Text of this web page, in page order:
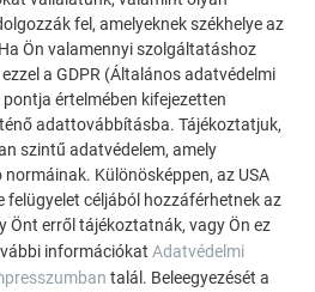
panel), ill.
2,8/25-ös bordás szeg m²-
fel, amelyeknek székhelye az
Ön valamennyi szolgáltatáshoz
a GDPR (Általános adatvédelmi
értelmében kifejezetten
adattovábbításba. Tájékoztatjuk,
szintű adatvédelem, amely
normáinak. Különösképpen, az USA
felügyelet céljából hozzáférhetnek az
Önt erről tájékoztatnák, vagy Ön ez
információkat Adatvédelmi
talál. Beleegyezését a